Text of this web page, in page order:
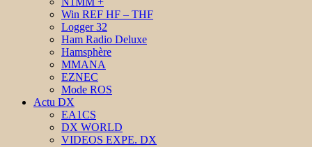
Win REF HF – THF
Logger 32
Ham Radio Deluxe
Hamsphère
MMANA
EZNEC
Mode ROS
Actu DX
EA1CS
DX WORLD
VIDEOS EXPE. DX